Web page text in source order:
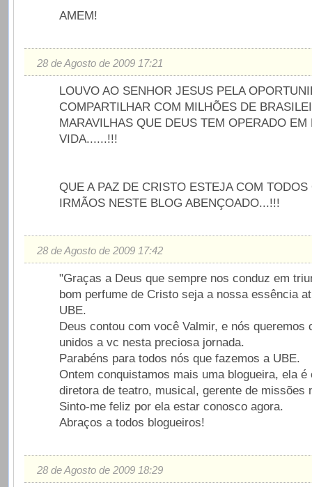
AMEM!
28 de Agosto de 2009 17:21
LOUVO AO SENHOR JESUS PELA
COMPARTILHAR COM MILHÕES DE
MARAVILHAS QUE DEUS TEM OPERADO EM
VIDA......!!!
QUE A PAZ DE CRISTO ESTEJA COM
IRMÃOS NESTE BLOG ABENÇOADO...!!!
28 de Agosto de 2009 17:42
"Graças a Deus que sempre nos conduz em
bom perfume de Cristo seja a nossa essência
UBE.
Deus contou com você Valmir, e nós queremos
unidos a vc nesta preciosa jornada.
Parabéns para todos nós que fazemos a UBE.
Ontem conquistamos mais uma blogueira, ela é
diretora de teatro, musical, gerente de missões
Sinto-me feliz por ela estar conosco agora.
Abraços a todos blogueiros!
28 de Agosto de 2009 18:29